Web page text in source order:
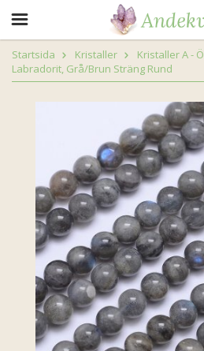
Startsida Kristaller Kristaller A - Ö
Labradorit, Grå/Brun Sträng Rund